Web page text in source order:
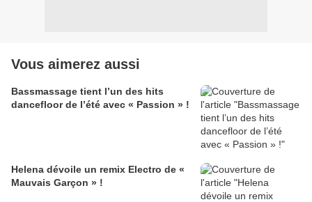
Vous aimerez aussi
Bassmassage tient l’un des hits
dancefloor de l’été avec « Passion » !
Helena dévoile un remix Electro de «
Mauvais Garçon » !